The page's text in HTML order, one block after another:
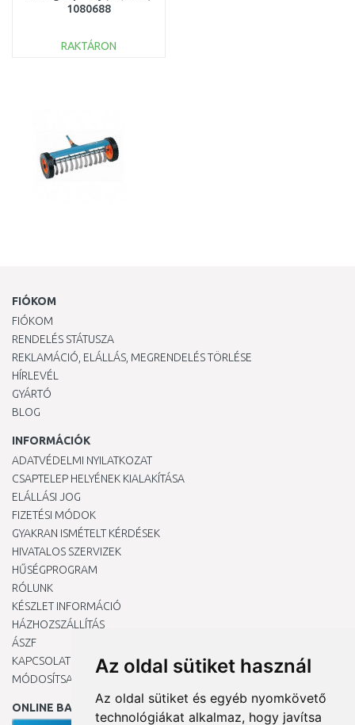
Az oldal sütiket használ
Az oldal sütiket és egyéb nyomkövető
technológiákat alkalmaz, hogy javítsa
1080688
RAKTÁRON
FIÓKOM
FIÓKOM
RENDELÉS STÁTUSZA
REKLAMÁCIÓ, ELÁLLÁS, MEGRENDELÉS TÖRLÉSE
HÍRLEVÉL
GYÁRTÓ
BLOG
INFORMÁCIÓK
ADATVÉDELMI NYILATKOZAT
CSAPTELEP HELYÉNEK KIALAKÍTÁSA
ELÁLLÁSI JOG
FIZETÉSI MÓDOK
GYAKRAN ISMÉTELT KÉRDÉSEK
HIVATALOS SZERVIZEK
HŰSÉGPROGRAM
RÓLUNK
KÉSZLET INFORMÁCIÓ
HÁZHOZSZÁLLÍTÁS
ÁSZF
KAPCSOLAT
MÓDOSÍTSA A COOKIE-BEÁLLÍTÁSAIMAT
ONLINE BANKKÁRTYÁVAL